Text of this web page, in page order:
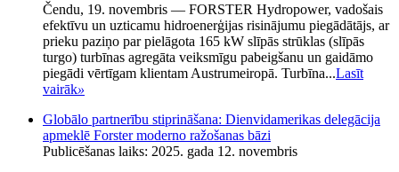
Čendu, 19. novembris — FORSTER Hydropower, vadošais
efektīvu un uzticamu hidroenerģijas risinājumu piegādātājs, ar
prieku paziņo par pielāgota 165 kW slīpās strūklas (slīpās
turgo) turbīnas agregāta veiksmīgu pabeigšanu un gaidāmo
piegādi vērtīgam klientam Austrumeiropā. Turbīna...Lasīt
vairāk»
Globālo partnerību stiprināšana: Dienvidamerikas delegācija
apmeklē Forster moderno ražošanas bāzi
Publicēšanas laiks: 2025. gada 12. novembris